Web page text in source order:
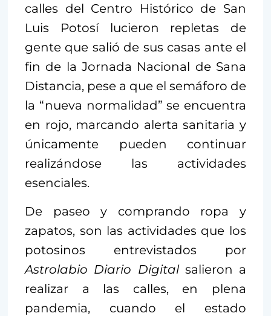
calles del Centro Histórico de San
Luis Potosí lucieron repletas de
gente que salió de sus casas ante el
fin de la Jornada Nacional de Sana
Distancia, pese a que el semáforo de
la “nueva normalidad” se encuentra
en rojo, marcando alerta sanitaria y
únicamente pueden continuar
realizándose las actividades
esenciales.
De paseo y comprando ropa y
zapatos, son las actividades que los
potosinos entrevistados por
Astrolabio Diario Digitalsalieron a
realizar a las calles, en plena
pandemia, cuando el estado